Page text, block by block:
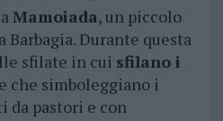
Mamoiada, un piccolo
Barbagia. Durante questa
sfilate in cui sfilano i
che simboleggiano i
pastori e con